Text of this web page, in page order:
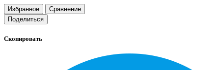
Избранное
Сравнение
Поделиться
Скопировать